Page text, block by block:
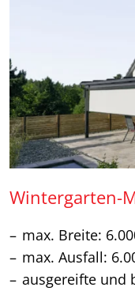
Wintergarten-
max. Breite:
max. Ausfall:
ausgereifte und